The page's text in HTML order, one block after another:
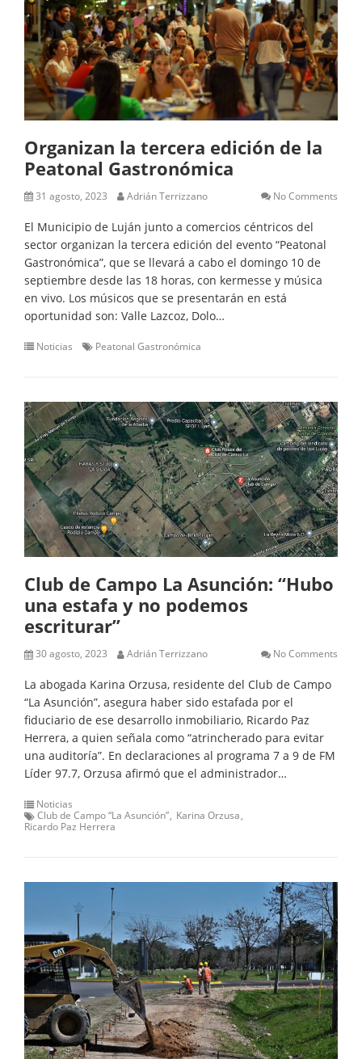
Organizan la tercera edición de la
Peatonal Gastronómica
31 agosto, 2023 Adrián Terrizzano No Comments
El Municipio de Luján junto a comercios céntricos del
sector organizan la tercera edición del evento “Peatonal
Gastronómica”, que se llevará a cabo el domingo 10 de
septiembre desde las 18 horas, con kermesse y música
en vivo. Los músicos que se presentarán en está
oportunidad son: Valle Lazcoz, Dolo…
Noticias Peatonal Gastronómica
Club de Campo La Asunción: “Hubo
una estafa y no podemos
escriturar”
30 agosto, 2023 Adrián Terrizzano No Comments
La abogada Karina Orzusa, residente del Club de Campo
“La Asunción”, asegura haber sido estafada por el
fiduciario de ese desarrollo inmobiliario, Ricardo Paz
Herrera, a quien señala como “atrincherado para evitar
una auditoría”. En declaraciones al programa 7 a 9 de FM
Líder 97.7, Orzusa afirmó que el administrador…
Noticias
Club de Campo “La Asunción” Karina Orzusa
Ricardo Paz Herrera